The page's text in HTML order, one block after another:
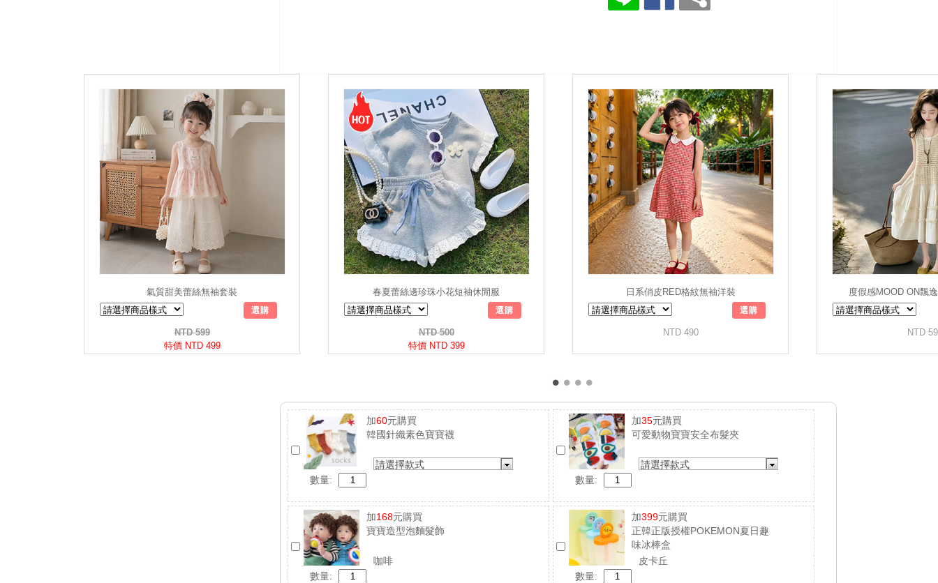
加60元購買
韓國針織素色寶寶襪
請選擇款式
數量:
加35元購買
可愛動物寶寶安全布髮夾
請選擇款式
數量:
加168元購買
寶寶造型泡麵髮飾
咖啡
數量:
加399元購買
正韓正版授權POKEMON夏日趣
味冰棒盒
皮卡丘
數量: